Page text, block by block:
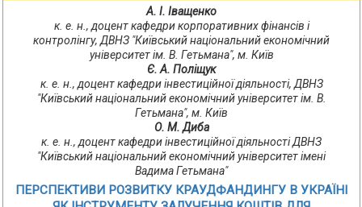
А. І. Іващенко
к. е. н., доцент кафедри корпоративних фінансів і
контролінгу, ДВНЗ "Київський національний економічний
університет ім. В. Гетьмана", м. Київ
Є. А. Поліщук
к. е. н., доцент кафедри інвестиційної діяльності, ДВНЗ
"Київський національний економічний університет ім. В.
Гетьмана", м. Київ
О. М. Диба
к. е. н., доцент кафедри інвестиційної діяльності ДВНЗ
"Київський національний економічний університет імені
Вадима Гетьмана"
ПЕРСПЕКТИВИ РОЗВИТКУ КРАУДФАНДИНГУ В УКРАЇНІ